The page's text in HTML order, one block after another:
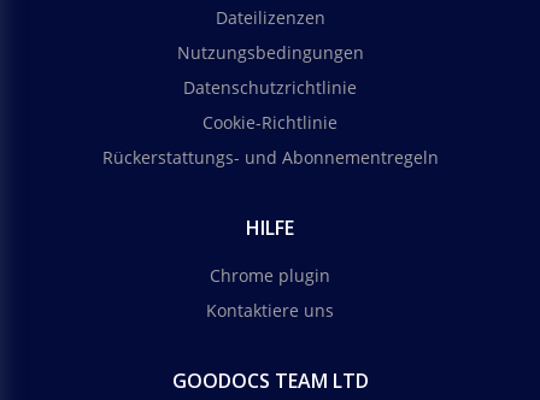
Dateilizenzen
Nutzungsbedingungen
Datenschutzrichtlinie
Cookie-Richtlinie
Rückerstattungs- und Abonnementregeln
HILFE
Chrome plugin
Kontaktiere uns
GOODOCS TEAM LTD